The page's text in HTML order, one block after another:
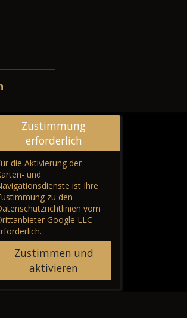
H. Wilhelm
Wadern
Zustimmung
erforderlich
die Aktivierung der
und
ist Ihre
zu den
vom
Google LLC
Zustimmen und
aktivieren